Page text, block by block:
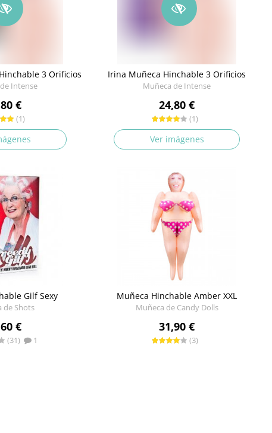
3 Orificios
Intense
€
(1)
Irina Muñeca Hinchable 3 Orificios
Muñeca de Intense
24,80 €
(1)
Ver imágenes
Gilf Sexy
de Shots
€
(31) 1
Muñeca Hinchable Amber XXL
Muñeca de Candy Dolls
31,90 €
(3)